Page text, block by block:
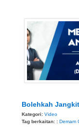
Bolehkah
Kategori: Video
Tag berkaitan: : Demam